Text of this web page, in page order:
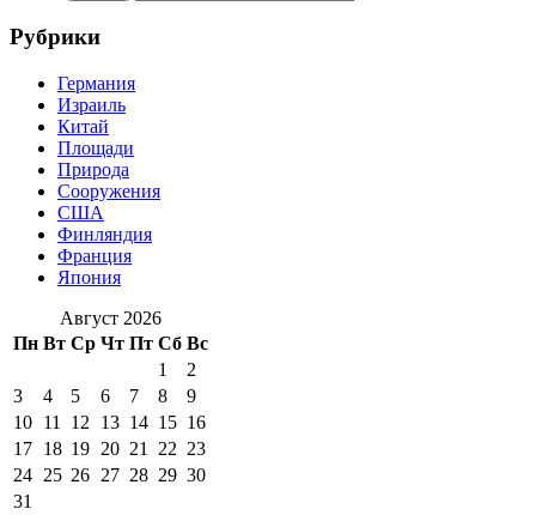
Рубрики
Германия
Израиль
Китай
Площади
Природа
Сооружения
США
Финляндия
Франция
Япония
Август 2026
Пн Вт Ср Чт Пт Сб Вс
1
2
3
4 5 6 7 8
9
10 11 12 13 14 15 16
17 18 19 20 21 22 23
24 25 26 27 28 29 30
31